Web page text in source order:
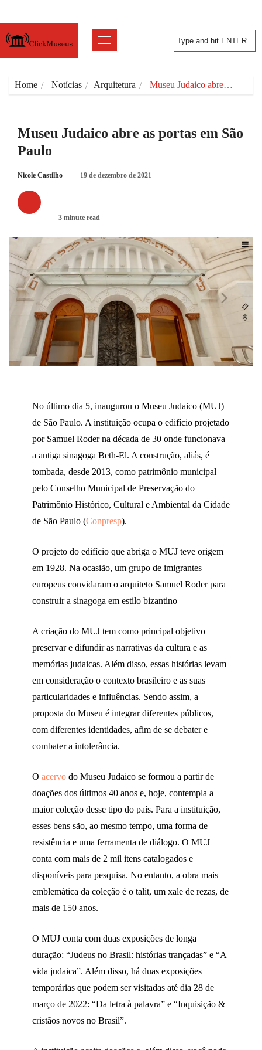
Home Notícias Arquitetura Museu Judaico abre…
Museu Judaico abre as portas em São
Paulo
Nicole Castilho 19 de dezembro de 2021
3 minute read
No último dia 5, inaugurou o Museu Judaico (MUJ)
de São Paulo. A instituição ocupa o edifício projetado
por Samuel Roder na década de 30 onde funcionava
a antiga sinagoga Beth-El. A construção, aliás, é
tombada, desde 2013, como patrimônio municipal
pelo Conselho Municipal de Preservação do
Patrimônio Histórico, Cultural e Ambiental da Cidade
de São Paulo (Conpresp).
O projeto do edifício que abriga o MUJ teve origem
em 1928. Na ocasião, um grupo de imigrantes
europeus convidaram o arquiteto Samuel Roder para
construir a sinagoga em estilo bizantino
A criação do MUJ tem como principal objetivo
preservar e difundir as narrativas da cultura e as
memórias judaicas. Além disso, essas histórias levam
em consideração o contexto brasileiro e as suas
particularidades e influências. Sendo assim, a
proposta do Museu é integrar diferentes públicos,
com diferentes identidades, afim de se debater e
combater a intolerância.
O acervo do Museu Judaico se formou a partir de
doações dos últimos 40 anos e, hoje, contempla a
maior coleção desse tipo do país. Para a instituição,
esses bens são, ao mesmo tempo, uma forma de
resistência e uma ferramenta de diálogo. O MUJ
conta com mais de 2 mil itens catalogados e
disponíveis para pesquisa. No entanto, a obra mais
emblemática da coleção é o talit, um xale de rezas, de
mais de 150 anos.
O MUJ conta com duas exposições de longa
duração: “Judeus no Brasil: histórias trançadas” e “A
vida judaica”. Além disso, há duas exposições
temporárias que podem ser visitadas até dia 28 de
março de 2022: “Da letra à palavra” e “Inquisição &
cristãos novos no Brasil”.